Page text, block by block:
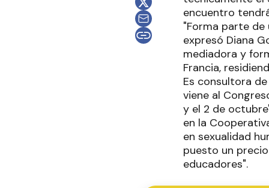
encuentro
"Forma parte de
expresó Diana
mediadora y
Francia,
Es consultora
viene al
y el 2 de
en la
en sexualidad
puesto un
educadores".